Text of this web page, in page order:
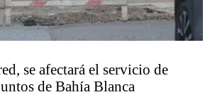
se afectará el servicio de
de Bahía Blanca